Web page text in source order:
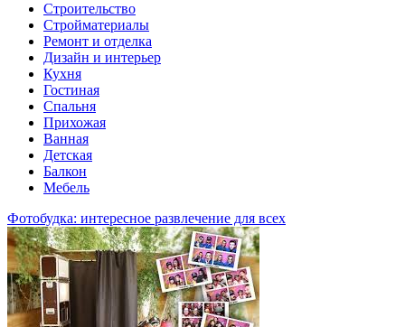
Строительство
Стройматериалы
Ремонт и отделка
Дизайн и интерьер
Кухня
Гостиная
Спальня
Прихожая
Ванная
Детская
Балкон
Мебель
Фотобудка: интересное развлечение для всех